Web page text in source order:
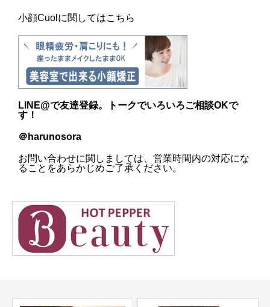
小顔Cuolに関してはこちら
LINE@で友達登録。トークでいろいろご相談OKで
す！
＠harunosora
お問い合わせに関しましては、営業時間内の対応にな
ることをあらかじめご了承ください。